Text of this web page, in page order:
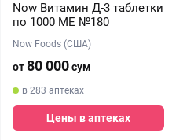
Now Витамин Д-3 таблетки
по 1000 МЕ №180
Now Foods (США)
от80 000сум
в 283 аптеках
Цены в аптеках